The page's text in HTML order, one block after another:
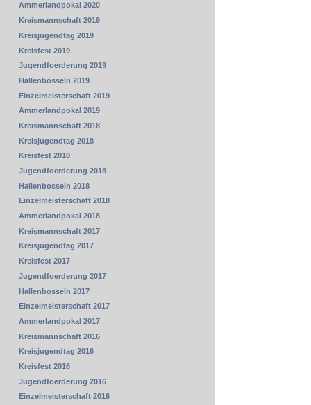
Ammerlandpokal 2020
Kreismannschaft 2019
Kreisjugendtag 2019
Kreisfest 2019
Jugendfoerderung 2019
Hallenbosseln 2019
Einzelmeisterschaft 2019
Ammerlandpokal 2019
Kreismannschaft 2018
Kreisjugendtag 2018
Kreisfest 2018
Jugendfoerderung 2018
Hallenbosseln 2018
Einzelmeisterschaft 2018
Ammerlandpokal 2018
Kreismannschaft 2017
Kreisjugendtag 2017
Kreisfest 2017
Jugendfoerderung 2017
Hallenbosseln 2017
Einzelmeisterschaft 2017
Ammerlandpokal 2017
Kreismannschaft 2016
Kreisjugendtag 2016
Kreisfest 2016
Jugendfoerderung 2016
Einzelmeisterschaft 2016